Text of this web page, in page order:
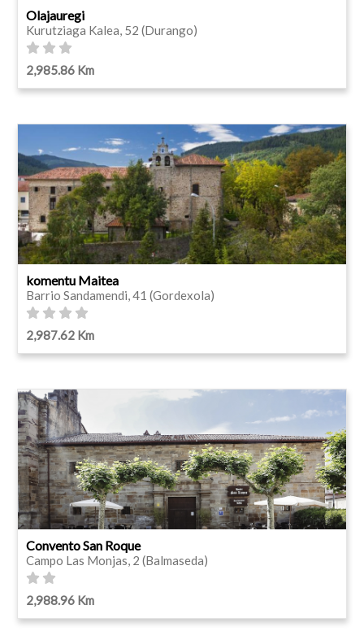
Olajauregi
Kurutziaga Kalea, 52 (Durango)
2,985.86 Km
komentu Maitea
Barrio Sandamendi, 41 (Gordexola)
2,987.62 Km
Convento San Roque
Campo Las Monjas, 2 (Balmaseda)
2,988.96 Km